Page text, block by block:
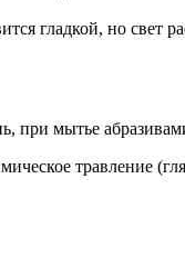
гладкой, но свет
при мытье
травление